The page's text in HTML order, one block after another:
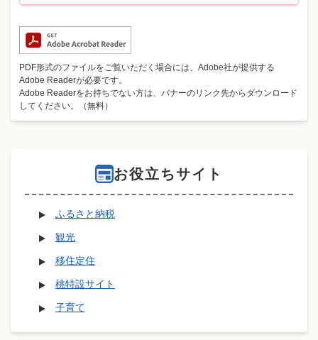
PDF形式のファイルをご覧いただく場合には、Adobe社が提供する
Adobe Readerが必要です。
Adobe Readerをお持ちでない方は、バナーのリンク先からダウンロード
してください。（無料）
お役立ちサイト
ふるさと納税
観光
移住定住
桃特設サイト
子育て